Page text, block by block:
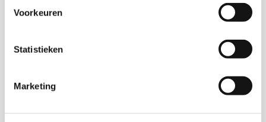
Voorkeuren
Statistieken
Marketing
Stabiliteit KIS